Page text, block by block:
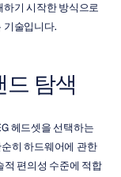
기 시작한 방식으로
기술입니다.
드 탐색
헤드셋을 선택하는
히 하드웨어에 관한
적 편의성 수준에 적합